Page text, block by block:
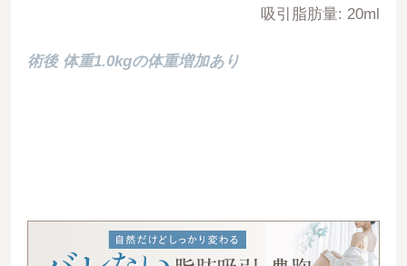
吸引脂肪量: 20ml
術後 体重1.0kgの体重増加あり